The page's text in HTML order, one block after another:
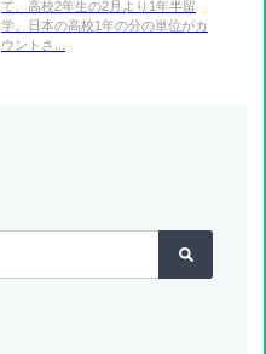
て、高校2年生の2月より1年半留
学。日本の高校1年の分の単位がカ
ウントさ...